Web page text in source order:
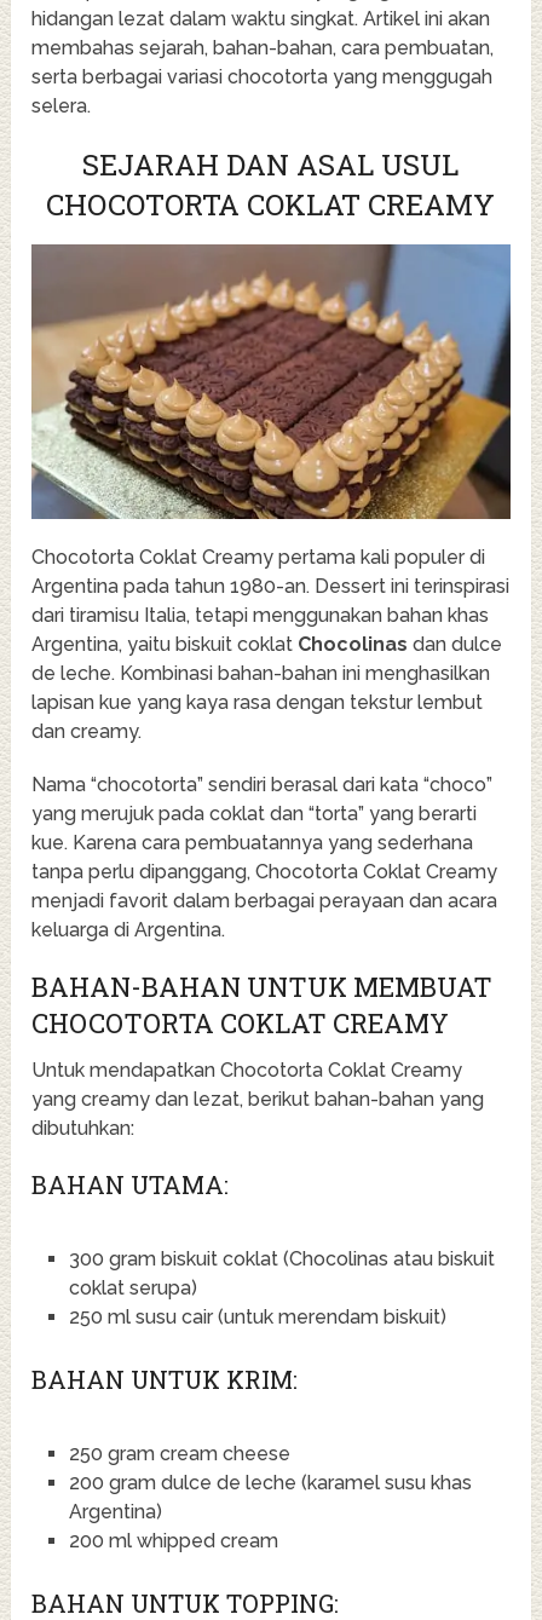
hidangan lezat dalam waktu singkat. Artikel ini akan
membahas sejarah, bahan-bahan, cara pembuatan,
serta berbagai variasi chocotorta yang menggugah
selera.
SEJARAH DAN ASAL USUL
CHOCOTORTA COKLAT CREAMY
Chocotorta Coklat Creamy pertama kali populer di
Argentina pada tahun 1980-an. Dessert ini terinspirasi
dari tiramisu Italia, tetapi menggunakan bahan khas
Argentina, yaitu biskuit coklat Chocolinas dan dulce
de leche. Kombinasi bahan-bahan ini menghasilkan
lapisan kue yang kaya rasa dengan tekstur lembut
dan creamy.
Nama “chocotorta” sendiri berasal dari kata “choco”
yang merujuk pada coklat dan “torta” yang berarti
kue. Karena cara pembuatannya yang sederhana
tanpa perlu dipanggang, Chocotorta Coklat Creamy
menjadi favorit dalam berbagai perayaan dan acara
keluarga di Argentina.
BAHAN-BAHAN UNTUK MEMBUAT
CHOCOTORTA COKLAT CREAMY
Untuk mendapatkan Chocotorta Coklat Creamy
yang creamy dan lezat, berikut bahan-bahan yang
dibutuhkan:
BAHAN UTAMA:
300 gram biskuit coklat (Chocolinas atau biskuit
coklat serupa)
250 ml susu cair (untuk merendam biskuit)
BAHAN UNTUK KRIM:
250 gram cream cheese
200 gram dulce de leche (karamel susu khas
Argentina)
200 ml whipped cream
BAHAN UNTUK TOPPING: